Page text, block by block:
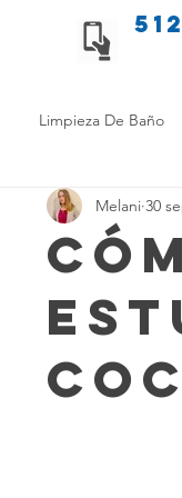
Texas
Limpieza De Baño
de limpieza para
Sin Alergias
Limpieza Hogar
Melani 30